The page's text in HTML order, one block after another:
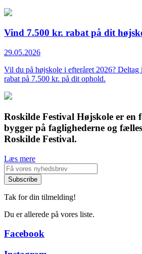
Vind 7.500 kr. rabat på dit
29.05.2026
Vil du på højskole i efteråret 2026? Deltag
rabat på 7.500 kr. på dit ophold.
Roskilde Festival Højskole er en
bygger på faglighederne og
Roskilde Festival.
Læs mere
Tak for din tilmelding!
Du er allerede på vores liste.
Facebook